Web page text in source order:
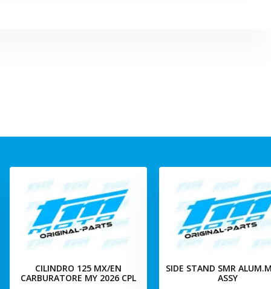
CILINDRO 125 MX/EN
CARBURATORE MY 2026 CPL
SIDE STAND SMR
ASSY